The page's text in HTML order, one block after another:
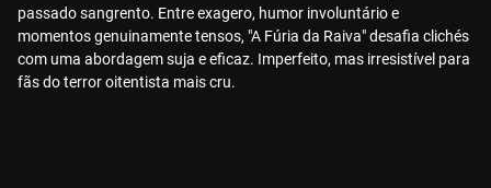
passado sangrento. Entre exagero, humor involuntário e
momentos genuinamente tensos, "A Fúria da Raiva" desafia clichés
com uma abordagem suja e eficaz. Imperfeito, mas irresistível para
fãs do terror oitentista mais cru.